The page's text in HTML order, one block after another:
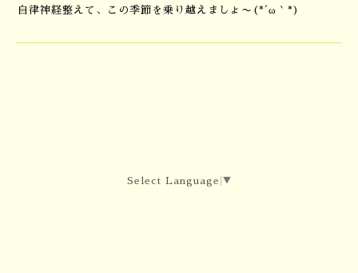
自律神経整えて、この季節を乗り越えましょ〜(*´ω｀*)
Select Language ▼